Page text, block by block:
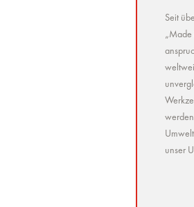
Seit
„Made
unser